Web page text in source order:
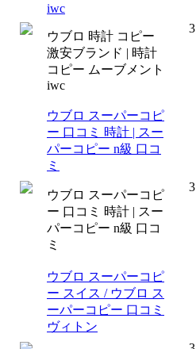
iwc
ウブロ 時計 コピー
激安ブランド | 時計
コピー ムーブメント
iwc
3
ウブロ スーパーコピ
ー 口コミ 時計 | スー
パーコピー n級 口コ
ミ
ウブロ スーパーコピ
ー 口コミ 時計 | スー
パーコピー n級 口コ
ミ
3
ウブロ スーパーコピ
ー スイス / ウブロ ス
ーパーコピー 口コミ
ヴィトン